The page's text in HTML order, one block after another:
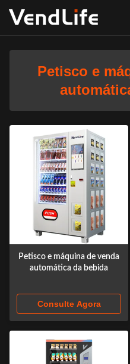
Petisco e
Petisco e máquina de venda
automática da bebida
Consulte Agora